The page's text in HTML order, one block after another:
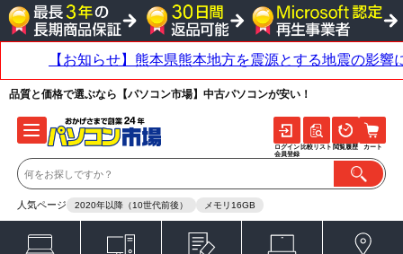
品質と価格で選ぶなら【パソコン市場】中古パソコンが安い！
人気ページ 2020年以降（10世代前後） メモリ16GB
ログイン
会員登録
比較リスト 閲覧履歴 カート